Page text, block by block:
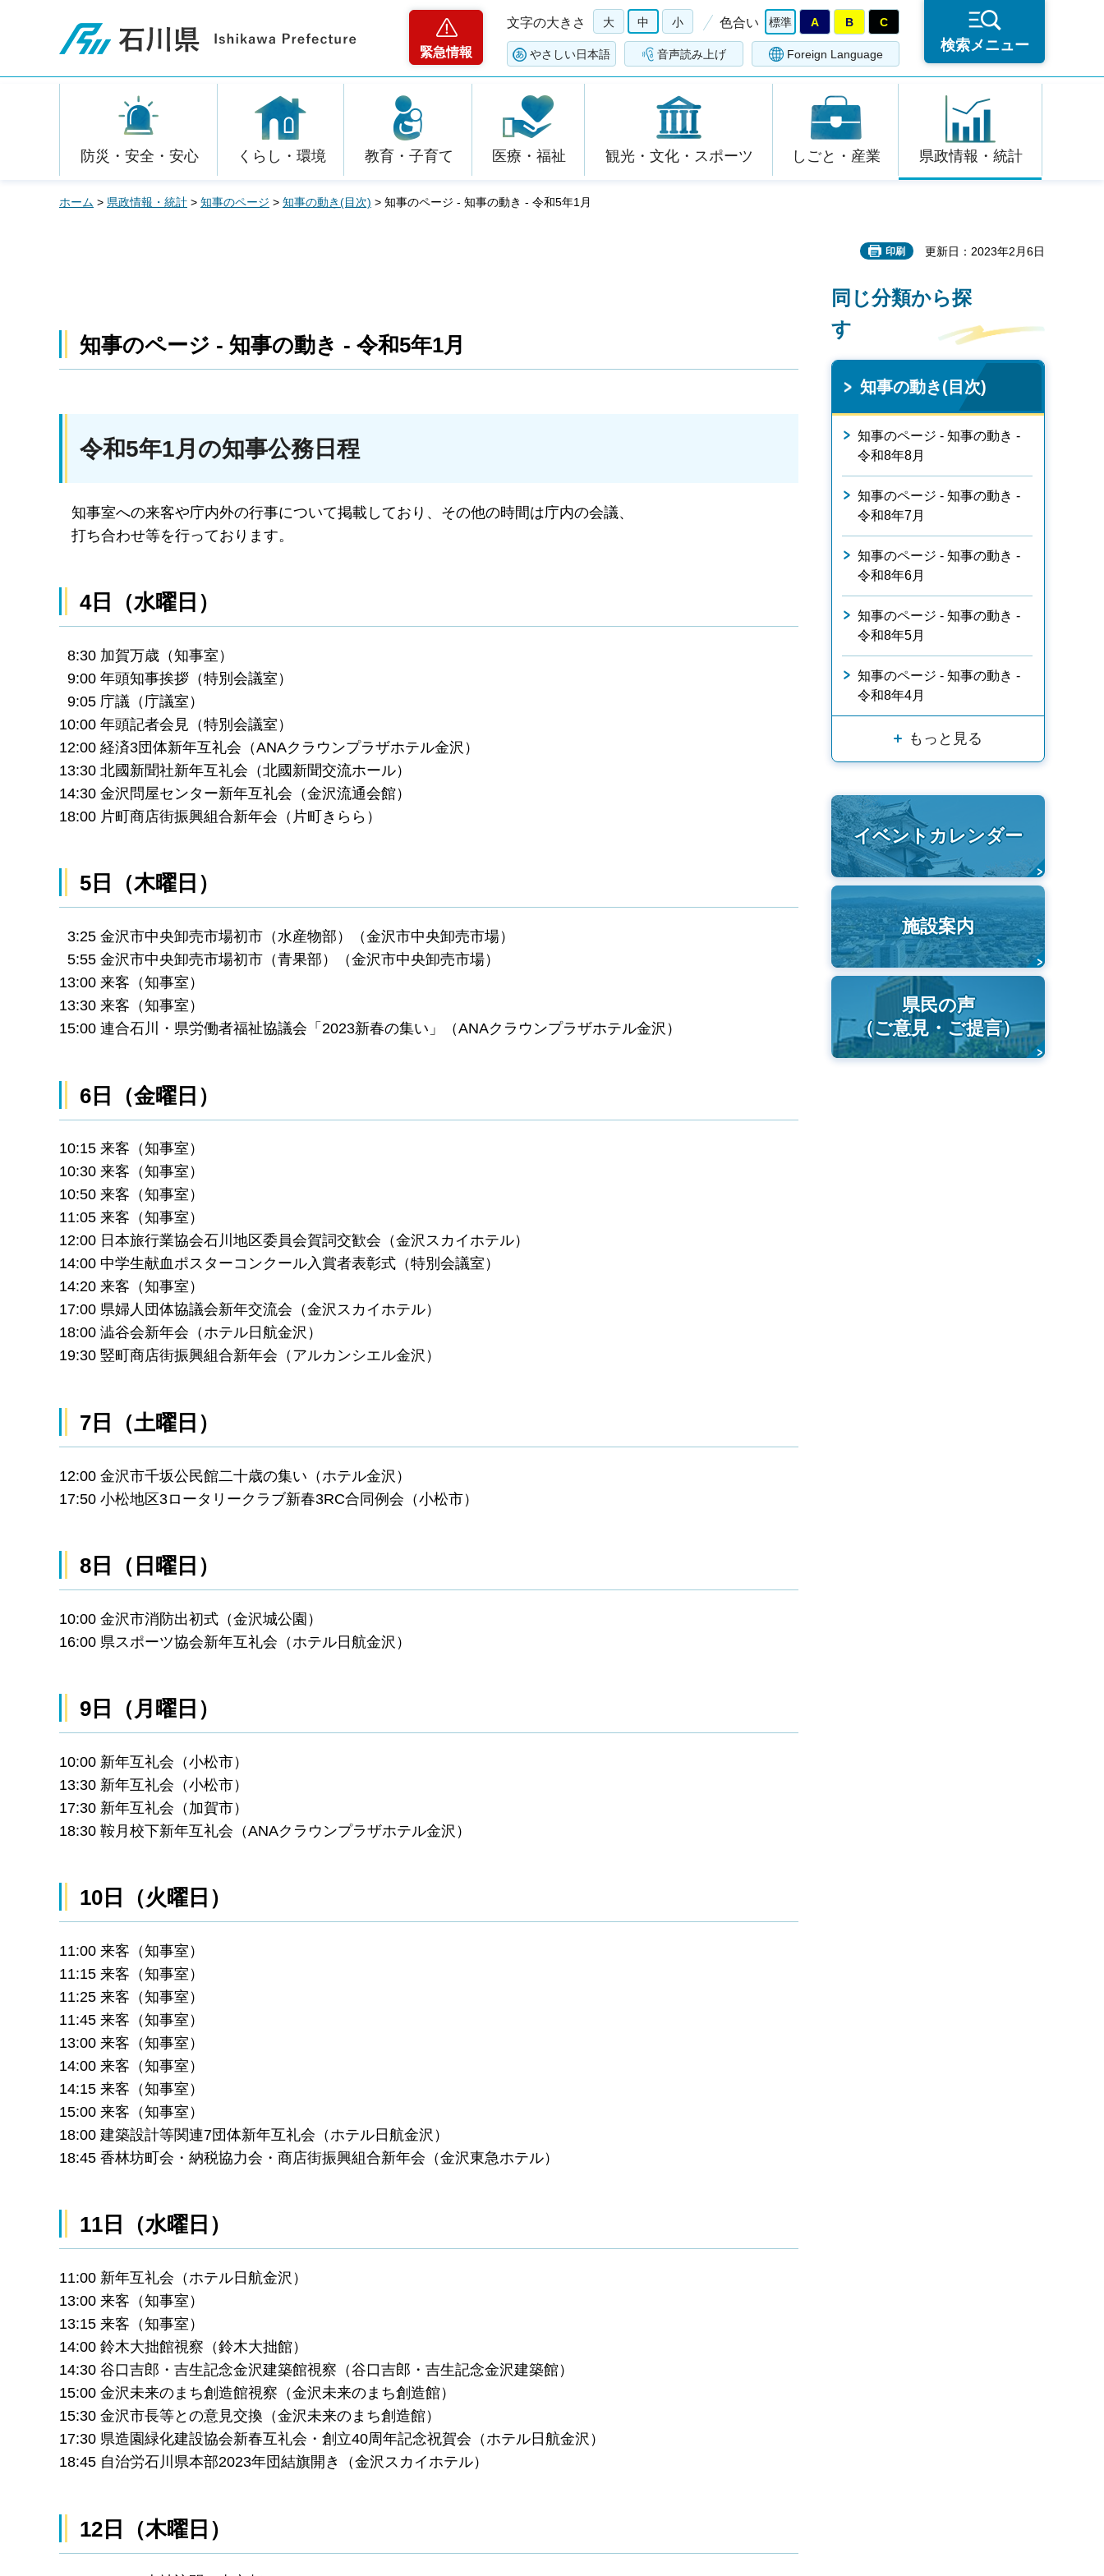
石川県
緊急情報
文字の大きさ 大 中 小 色合い 標準 A B C
やさしい日本語 音声読み上げ Foreign Language
検索メニュー
防災・安全・安心 くらし・環境 教育・子育て 医療・福祉 観光・文化・スポーツ しごと・産業 県政情報・統計
ホーム > 県政情報・統計 > 知事のページ > 知事の動き(目次) > 知事のページ - 知事の動き - 令和5年1月
印刷 更新日：2023年2月6日
知事のページ - 知事の動き - 令和5年1月
令和5年1月の知事公務日程
知事室への来客や庁内外の行事について掲載しており、その他の時間は庁内の会議、
打ち合わせ等を行っております。
4日（水曜日）
8:30 加賀万歳（知事室）
9:00 年頭知事挨拶（特別会議室）
9:05 庁議（庁議室）
10:00 年頭記者会見（特別会議室）
12:00 経済3団体新年互礼会（ANAクラウンプラザホテル金沢）
13:30 北國新聞社新年互礼会（北國新聞交流ホール）
14:30 金沢問屋センター新年互礼会（金沢流通会館）
18:00 片町商店街振興組合新年会（片町きらら）
5日（木曜日）
3:25 金沢市中央卸売市場初市（水産物部）（金沢市中央卸売市場）
5:55 金沢市中央卸売市場初市（青果部）（金沢市中央卸売市場）
13:00 来客（知事室）
13:30 来客（知事室）
15:00 連合石川・県労働者福祉協議会「2023新春の集い」（ANAクラウンプラザホテル金沢）
6日（金曜日）
10:15 来客（知事室）
10:30 来客（知事室）
10:50 来客（知事室）
11:05 来客（知事室）
12:00 日本旅行業協会石川地区委員会賀詞交歓会（金沢スカイホテル）
14:00 中学生献血ポスターコンクール入賞者表彰式（特別会議室）
14:20 来客（知事室）
17:00 県婦人団体協議会新年交流会（金沢スカイホテル）
18:00 澁谷会新年会（ホテル日航金沢）
19:30 竪町商店街振興組合新年会（アルカンシエル金沢）
7日（土曜日）
12:00 金沢市千坂公民館二十歳の集い（ホテル金沢）
17:50 小松地区3ロータリークラブ新春3RC合同例会（小松市）
8日（日曜日）
10:00 金沢市消防出初式（金沢城公園）
16:00 県スポーツ協会新年互礼会（ホテル日航金沢）
9日（月曜日）
10:00 新年互礼会（小松市）
13:30 新年互礼会（小松市）
17:30 新年互礼会（加賀市）
18:30 鞍月校下新年互礼会（ANAクラウンプラザホテル金沢）
10日（火曜日）
11:00 来客（知事室）
11:15 来客（知事室）
11:25 来客（知事室）
11:45 来客（知事室）
13:00 来客（知事室）
14:00 来客（知事室）
14:15 来客（知事室）
15:00 来客（知事室）
18:00 建築設計等関連7団体新年互礼会（ホテル日航金沢）
18:45 香林坊町会・納税協力会・商店街振興組合新年会（金沢東急ホテル）
11日（水曜日）
11:00 新年互礼会（ホテル日航金沢）
13:00 来客（知事室）
13:15 来客（知事室）
14:00 鈴木大拙館視察（鈴木大拙館）
14:30 谷口吉郎・吉生記念金沢建築館視察（谷口吉郎・吉生記念金沢建築館）
15:00 金沢未来のまち創造館視察（金沢未来のまち創造館）
15:30 金沢市長等との意見交換（金沢未来のまち創造館）
17:30 県造園緑化建設協会新春互礼会・創立40周年記念祝賀会（ホテル日航金沢）
18:45 自治労石川県本部2023年団結旗開き（金沢スカイホテル）
12日（木曜日）
同じ分類から探
す
知事の動き(目次)
知事のページ - 知事の動き -
令和8年8月
知事のページ - 知事の動き -
令和8年7月
知事のページ - 知事の動き -
令和8年6月
知事のページ - 知事の動き -
令和8年5月
知事のページ - 知事の動き -
令和8年4月
もっと見る
イベントカレンダー
施設案内
県民の声
（ご意見・ご提言）